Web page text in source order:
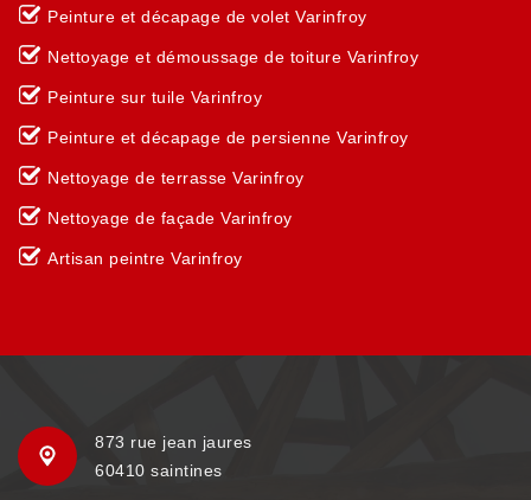
Peinture et décapage de volet Varinfroy
Nettoyage et démoussage de toiture Varinfroy
Peinture sur tuile Varinfroy
Peinture et décapage de persienne Varinfroy
Nettoyage de terrasse Varinfroy
Nettoyage de façade Varinfroy
Artisan peintre Varinfroy
873 rue jean jaures
60410 saintines